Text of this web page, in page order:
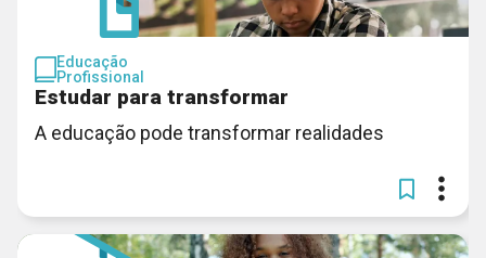
Educação
Profissional
Estudar para transformar
A educação pode transformar realidades